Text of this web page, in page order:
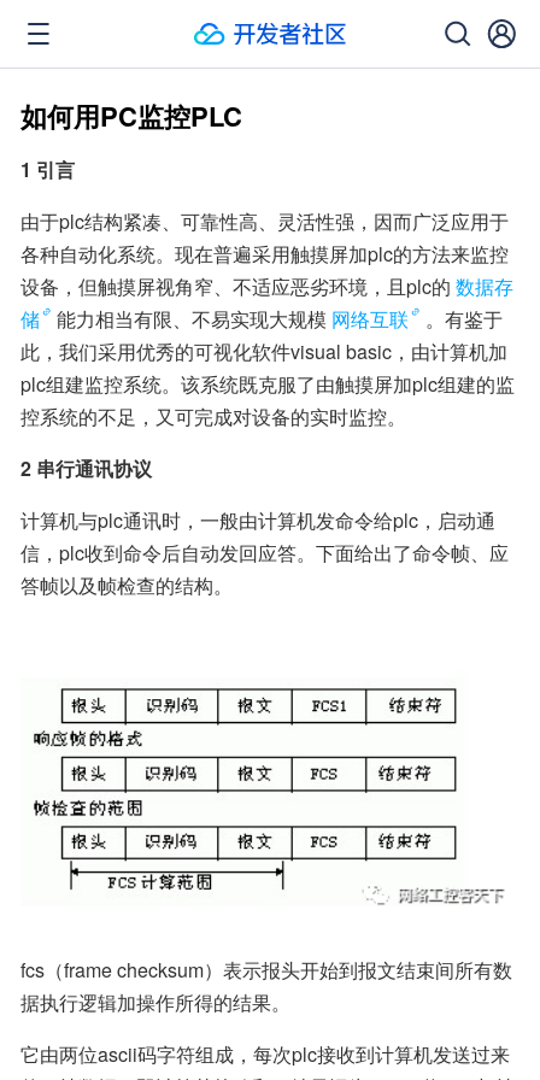
如何用PC监控PLC
1 引言
由于plc结构紧凑、可靠性高、灵活性强，因而广泛应用于
各种自动化系统。现在普遍采用触摸屏加plc的方法来监控
设备，但触摸屏视角窄、不适应恶劣环境，且plc的 数据存
储
能力相当有限、不易实现大规模 网络互联
。有鉴于
此，我们采用优秀的可视化软件visual basic，由计算机加
plc组建监控系统。该系统既克服了由触摸屏加plc组建的监
控系统的不足，又可完成对设备的实时监控。
2 串行通讯协议
计算机与plc通讯时，一般由计算机发命令给plc，启动通
信，plc收到命令后自动发回应答。下面给出了命令帧、应
答帧以及帧检查的结构。
fcs（frame checksum）表示报头开始到报文结束间所有数
据执行逻辑加操作所得的结果。
它由两位ascii码字符组成，每次plc接收到计算机发送过来